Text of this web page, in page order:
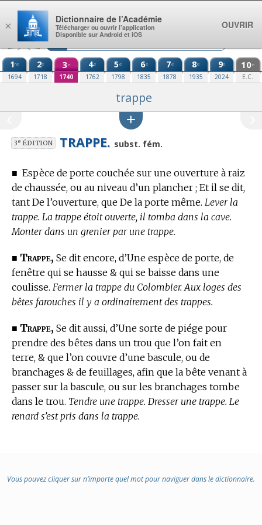
Aller au contenu
1re
1694
2e
1718
3e
1740
4e
1762
5e
1798
6e
1835
7e
1878
8e
1935
9e
2024
10e
E.C.
trappe
3eÉDITION TRAPPE. subst. fém.
■ Espèce de porte couchée sur une ouverture à raiz
de chaussée, ou au niveau d’un plancher ; Et il se dit,
tant De l’ouverture, que De la porte même. Lever la
trappe. La trappe étoit ouverte, il tomba dans la cave.
Monter dans un grenier par une trappe.
■ Trappe, Se dit encore, d’Une espèce de porte, de
fenêtre qui se hausse & qui se baisse dans une
coulisse. Fermer la trappe du Colombier. Aux loges des
bêtes farouches il y a ordinairement des trappes.
■ Trappe, Se dit aussi, d’Une sorte de piége pour
prendre des bêtes dans un trou que l’on fait en
terre, & que l’on couvre d’une bascule, ou de
branchages & de feuillages, afin que la bête venant à
passer sur la bascule, ou sur les branchages tombe
dans le trou. Tendre une trappe. Dresser une trappe. Le
renard s’est pris dans la trappe.
Vous pouvez cliquer sur n’importe quel mot pour naviguer dans le dictionnaire.
×
Dictionnaire de l’Académie
Télécharger ou ouvrir l’application
Disponible sur Android et iOS
OUVRIR